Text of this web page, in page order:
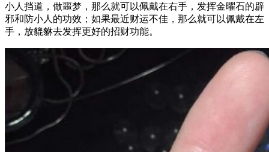
小人挡道，做噩梦，那么就可以佩戴在右手，发挥金曜石的辟
邪和防小人的功效；如果最近财运不佳，那么就可以佩戴在左
手，放貔貅去发挥更好的招财功能。